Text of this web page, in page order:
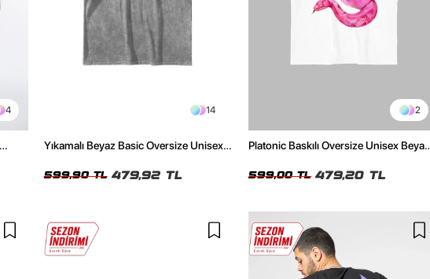
4 14
Yıkamalı Beyaz Basic Oversize Unisex
599,90 TL 479,92 TL
2
Platonic Baskılı Oversize Unisex Beyaz
599,00 TL 479,20 TL